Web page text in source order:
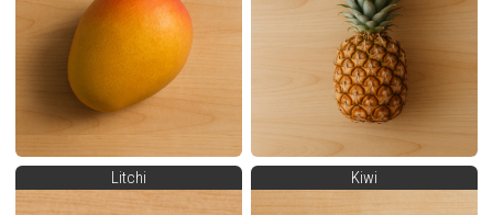
Litchi Kiwi